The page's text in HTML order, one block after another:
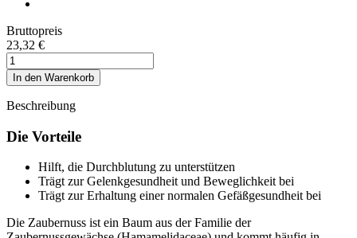
Bruttopreis
23,32 €
In den Warenkorb
Beschreibung
Die Vorteile
Hilft, die Durchblutung zu unterstützen
Trägt zur Gelenkgesundheit und Beweglichkeit bei
Trägt zur Erhaltung einer normalen Gefäßgesundheit bei
Die Zaubernuss ist ein Baum aus der Familie der